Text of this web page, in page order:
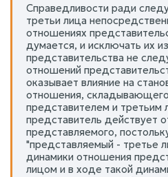
Справедливости ради
третьи лица
отношениях
думается, и исключать их
представительства не
отношений
оказывает влияние на
отношения,
представителем и третьим
представитель действует
представляемого,
"представляемый - третье
динамики отношения
лицом и в ходе такой